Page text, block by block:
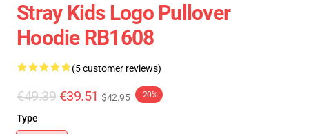
Stray Kids Logo Pullover
Hoodie RB1608
(5 customer reviews)
€49.39 €39.51 $42.95 -20%
Type